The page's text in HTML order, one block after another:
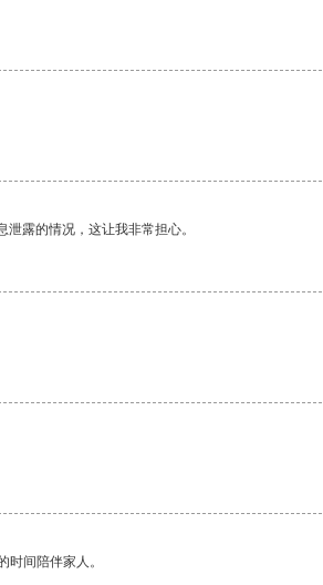
露的情况，这让我非常担心。
间陪伴家人。